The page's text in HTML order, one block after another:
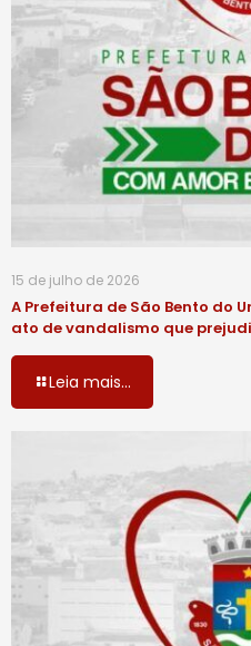
15 de julho de 2026
A Prefeitura de São Bento do
ato de vandalismo que
Leia mais...